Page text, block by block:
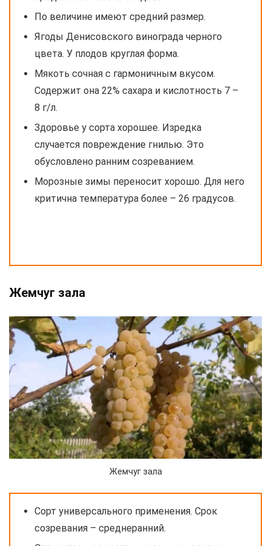
По величине имеют средний размер.
Ягоды Денисовского винограда черного
цвета. У плодов круглая форма.
Мякоть сочная с гармоничным вкусом.
Содержит она 22% сахара и кислотность 7 –
8 г/л.
Здоровье у сорта хорошее. Изредка
случается повреждение гнилью. Это
обусловлено ранним созреванием.
Морозные зимы переносит хорошо. Для него
критична температура более – 26 градусов.
Жемчуг зала
Жемчуг зала
Сорт универсального применения. Срок
созревания – среднеранний.